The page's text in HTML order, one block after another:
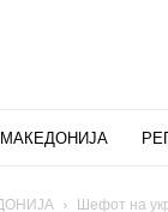
МАКЕДОНИЈА
Шефот на